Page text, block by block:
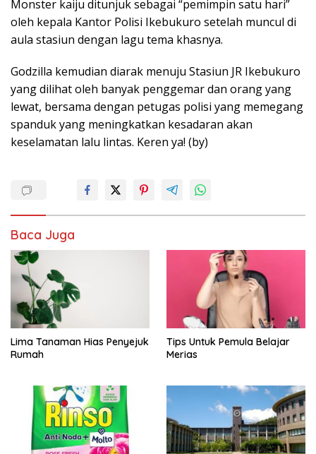
Monster kaiju ditunjuk sebagai “pemimpin satu hari”
oleh kepala Kantor Polisi Ikebukuro setelah muncul di
aula stasiun dengan lagu tema khasnya.
Godzilla kemudian diarak menuju Stasiun JR Ikebukuro
yang dilihat oleh banyak penggemar dan orang yang
lewat, bersama dengan petugas polisi yang memegang
spanduk yang meningkatkan kesadaran akan
keselamatan lalu lintas. Keren ya! (by)
Baca Juga
Lima Tanaman Hias Penyejuk
Rumah
Tips Untuk Pemula Belajar
Merias